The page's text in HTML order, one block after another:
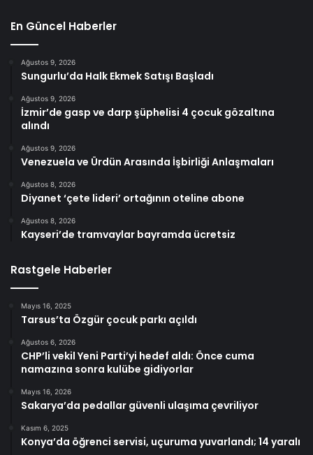
En Güncel Haberler
Ağustos 9, 2026
Sungurlu’da Halk Ekmek Satışı Başladı
Ağustos 9, 2026
İzmir’de gasp ve darp şüphelisi 4 çocuk gözaltına
alındı
Ağustos 9, 2026
Venezuela ve Ürdün Arasında İşbirliği Anlaşmaları
Ağustos 8, 2026
Diyanet ‘çete lideri’ ortağının oteline abone
Ağustos 8, 2026
Kayseri’de tramvaylar bayramda ücretsiz
Rastgele Haberler
Mayıs 16, 2025
Tarsus’ta Özgür çocuk parkı açıldı
Ağustos 6, 2026
CHP’li vekil Yeni Parti’yi hedef aldı: Önce cuma
namazına sonra kulübe gidiyorlar
Mayıs 16, 2026
Sakarya’da pedallar güvenli ulaşıma çevriliyor
Kasım 6, 2025
Konya’da öğrenci servisi, uçuruma yuvarlandı; 14 yaralı